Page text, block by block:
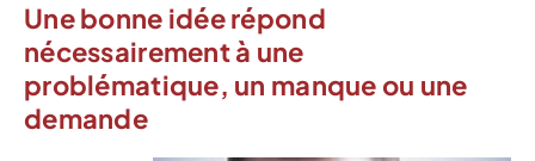
Une bonne idée répond
nécessairement à une
problématique, un manque ou une
demande